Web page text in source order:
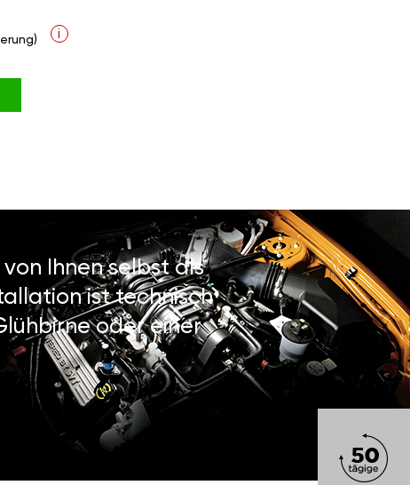
i
Ihnen selbst als
ist technisch
oder einer